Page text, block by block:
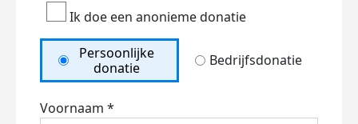
Ik doe een anonieme donatie
Persoonlijke
donatie
Bedrijfsdonatie
Voornaam *